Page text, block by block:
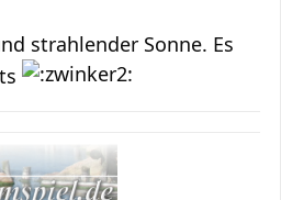
strahlender Sonne. Es